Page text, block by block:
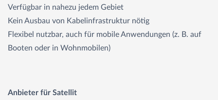
Verfügbar in nahezu jedem Gebiet
Kein Ausbau von Kabelinfrastruktur nötig
Flexibel nutzbar, auch für mobile Anwendungen (z. B. auf
Booten oder in Wohnmobilen)
Anbieter für Satellit